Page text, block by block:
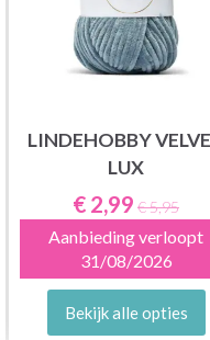
LINDEHOBBY
LUX
€ 2,99 € 5,95
Aanbieding verloopt
31/08/2026
Bekijk alle opties